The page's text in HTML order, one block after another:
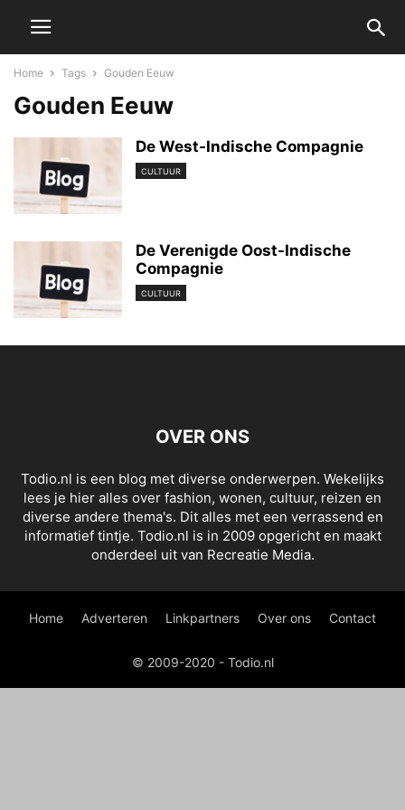
Home Tags Gouden Eeuw
Gouden Eeuw
De West-Indische Compagnie
CULTUUR
De Verenigde Oost-Indische
Compagnie
CULTUUR
OVER ONS
Todio.nl is een blog met diverse onderwerpen. Wekelijks
lees je hier alles over fashion, wonen, cultuur, reizen en
diverse andere thema's. Dit alles met een verrassend en
informatief tintje. Todio.nl is in 2009 opgericht en maakt
onderdeel uit van Recreatie Media.
Home Adverteren Linkpartners Over ons Contact
© 2009-2020 - Todio.nl